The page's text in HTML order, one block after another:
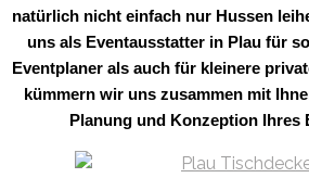
natürlich nicht einfach nur Hussen
uns als Eventausstatter in Plau für
Eventplaner als auch für kleinere
kümmern wir uns zusammen mit
Planung und Konzeption Ihres